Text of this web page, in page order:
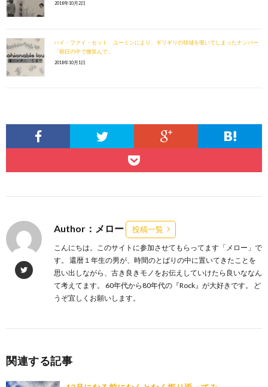
2018年10月2日
ハイ・ファイ・セット ユーミンにより、ギリギリの領域を覗いてしまったナンバー
「朝日の中で微笑んで」
2018年10月1日
Author：メロー 投稿一覧
こんにちは。このサイトに参加させてもらってます「メロー」で
す。 還暦１年生の男が、時間のとばりの中に置いてきたことを
思い出しながら、古き良きモノをお伝えしていけたら良いななん
て考えてます。 60年代から80年代の『Rock』が大好きです。 ど
うぞ宜しくお願いします。
関連する記事